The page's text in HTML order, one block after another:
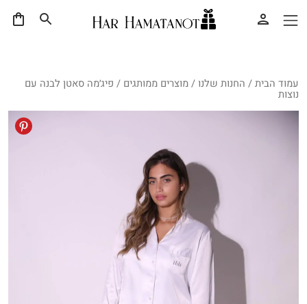
עמוד הבית/ החנות שלנו /מוצרים ממותגים / פיג׳מה סאטן לבנה עם
נוצות